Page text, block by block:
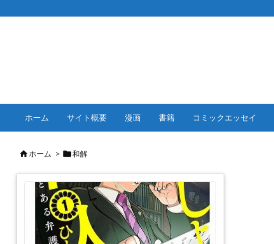
ホーム サイト概要 漫画 書籍 コミックエッセイ
ホーム > 和解